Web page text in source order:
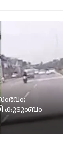
കുടുംബം